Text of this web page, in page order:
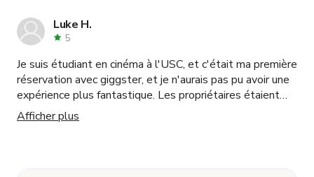
Luke H.
5
Je suis étudiant en cinéma à l'USC, et c'était ma première
réservation avec giggster, et je n'aurais pas pu avoir une
expérience plus fantastique. Les propriétaires étaient
adorables et accueillants. Ils nous ont offert des sièges
et des rafraîchissements. Tellement gentils. Beaucoup
Afficher plus